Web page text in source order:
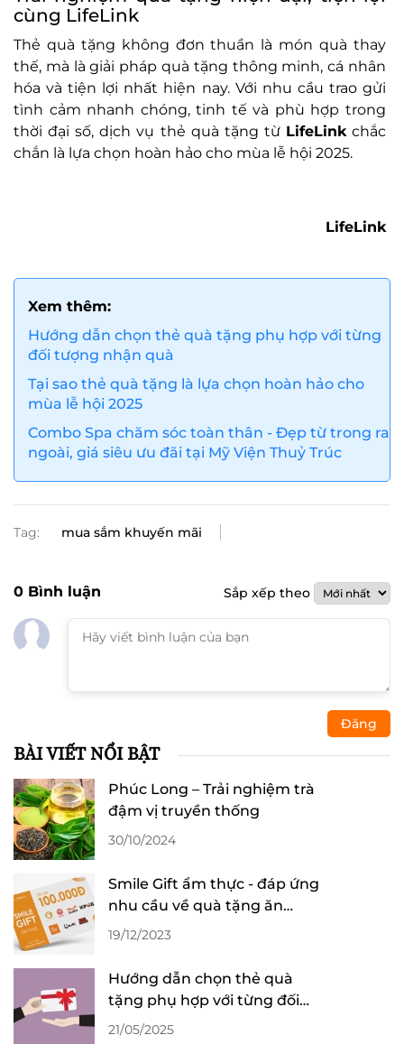
cùng LifeLink
Thẻ quà tặng không đơn thuần là món quà thay
thế, mà là giải pháp quà tặng thông minh, cá nhân
hóa và tiện lợi nhất hiện nay. Với nhu cầu trao gửi
tình cảm nhanh chóng, tinh tế và phù hợp trong
thời đại số, dịch vụ thẻ quà tặng từ LifeLink chắc
chắn là lựa chọn hoàn hảo cho mùa lễ hội 2025.
LifeLink
Xem thêm:
Hướng dẫn chọn thẻ quà tặng phụ hợp với từng
đối tượng nhận quà
Tại sao thẻ quà tặng là lựa chọn hoàn hảo cho
mùa lễ hội 2025
Combo Spa chăm sóc toàn thân - Đẹp từ trong ra
ngoài, giá siêu ưu đãi tại Mỹ Viện Thuỷ Trúc
Tag: mua sắm khuyến mãi
0 Bình luận Sắp xếp theo
Đăng
BÀI VIẾT NỔI BẬT
Phúc Long – Trải nghiệm trà
đậm vị truyền thống
30/10/2024
Smile Gift ẩm thực - đáp ứng
nhu cầu về quà tặng ăn
uống
19/12/2023
Hướng dẫn chọn thẻ quà
tặng phụ hợp với từng đối
tượng nhận quà
21/05/2025